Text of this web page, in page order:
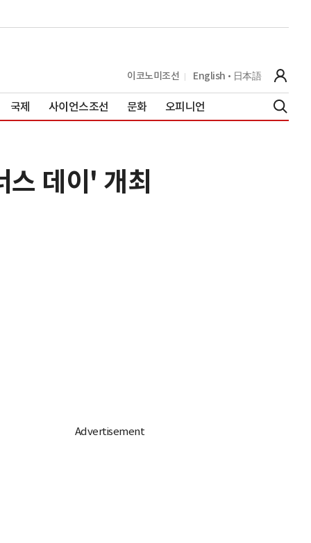
이코노미조선 English 日本語
국제 사이언스조선 문화 오피니언
데이' 개최